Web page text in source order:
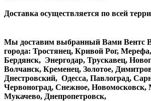
Доставка осуществляется по всей
Мы доставим выбранный Вами Вентс
города: Тростянец, Кривой Рог,
Бердянск, Энергодар, Трускавец,
Волчанск, Кременец, Золотое,
Днестровский, Одесса, Павлоград,
Червоноград, Снежное, Новомосковск,
Мукачево, Днепропетровск,